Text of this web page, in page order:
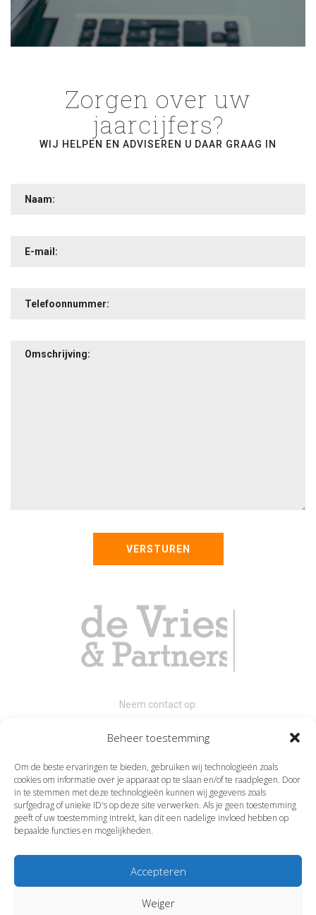
Beheer toestemming
Om de beste ervaringen te bieden, gebruiken wij technologieën zoals
cookies om informatie over je apparaat op te slaan en/of te raadplegen. Door
in te stemmen met deze technologieën kunnen wij gegevens zoals
surfgedrag of unieke ID's op deze site verwerken. Als je geen toestemming
geeft of uw toestemming intrekt, kan dit een nadelige invloed hebben op
bepaalde functies en mogelijkheden.
Accepteren
Weiger
Zorgen over uw
jaarcijfers?
WIJ HELPEN EN ADVISEREN U DAAR GRAAG IN
Neem contact op:
Hoofdvaart 64a
7701 JN Dedemsvaart
Email:info@devriespartners.nl